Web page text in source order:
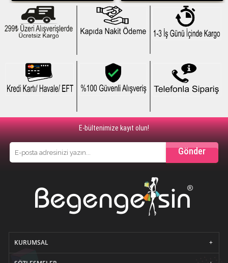
%34İndirim
%34İndirim
E-bültenimize kayıt olun!
Gönder
KURUMSAL